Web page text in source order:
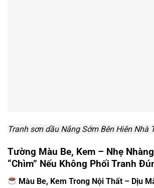
Tranh sơn dầu Nắng Sớm Bên Hiên Nhà
Tường Màu Be, Kem – Nhẹ
“Chìm” Nếu Không Phối Tranh
Màu Be, Kem Trong Nội Thất – Dịu